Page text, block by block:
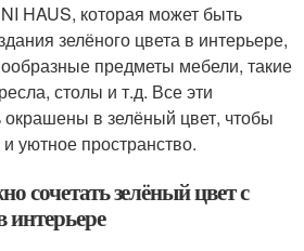
HAUS, которая может быть
зелёного цвета в интерьере,
предметы мебели, такие
столы и т.д. Все эти
в зелёный цвет, чтобы
уютное пространство.
сочетать зелёный цвет с